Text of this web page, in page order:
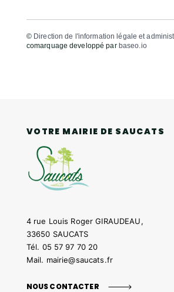
© Direction de l'information légale et
comarquage developpé par baseo.io
VOTRE MAIRIE DE SAUCATS
4 rue Louis Roger GIRAUDEAU,
33650 SAUCATS
Tél. 05 57 97 70 20
Mail. mairie@saucats.fr
NOUS CONTACTER